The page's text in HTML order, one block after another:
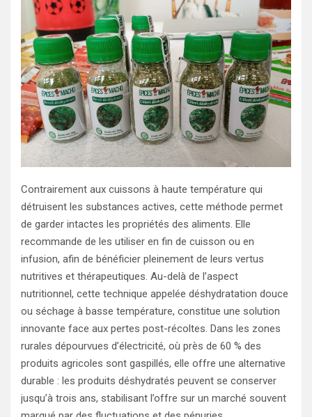
Contrairement aux cuissons à haute température qui
détruisent les substances actives, cette méthode permet
de garder intactes les propriétés des aliments. Elle
recommande de les utiliser en fin de cuisson ou en
infusion, afin de bénéficier pleinement de leurs vertus
nutritives et thérapeutiques. Au-delà de l’aspect
nutritionnel, cette technique appelée déshydratation douce
ou séchage à basse température, constitue une solution
innovante face aux pertes post-récoltes. Dans les zones
rurales dépourvues d’électricité, où près de 60 % des
produits agricoles sont gaspillés, elle offre une alternative
durable : les produits déshydratés peuvent se conserver
jusqu’à trois ans, stabilisant l’offre sur un marché souvent